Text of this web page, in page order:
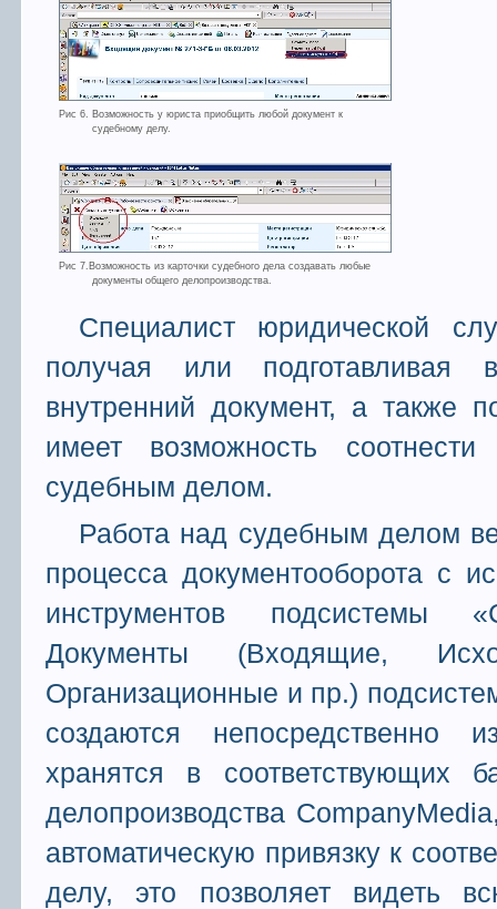
Рис 6. Возможность у юриста приобщить любой документ к
судебному делу.
Рис 7.Возможность из карточки судебного дела создавать любые
документы общего делопроизводства.
Специалист юридической
получая или подготавливая
внутренний документ, а также
имеет возможность
судебным делом.
Работа над судебным делом
процесса документооборота с
инструментов подсистемы
Документы (Входящие,
Организационные и пр.)
создаются непосредственно
хранятся в соответствующих
делопроизводства
автоматическую привязку к
делу, это позволяет видеть